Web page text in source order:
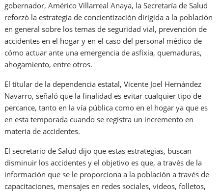
gobernador, Américo Villarreal Anaya, la Secretaría de Salud
reforzó la estrategia de concientización dirigida a la población
en general sobre los temas de seguridad vial, prevención de
accidentes en el hogar y en el caso del personal médico de
cómo actuar ante una emergencia de asfixia, quemaduras,
ahogamiento, entre otros.
El titular de la dependencia estatal, Vicente Joel Hernández
Navarro, señaló que la finalidad es evitar cualquier tipo de
percance, tanto en la vía pública como en el hogar ya que es
en esta temporada cuando se registra un incremento en
materia de accidentes.
El secretario de Salud dijo que estas estrategias, buscan
disminuir los accidentes y el objetivo es que, a través de la
información que se le proporciona a la población a través de
capacitaciones, mensajes en redes sociales, videos, folletos,